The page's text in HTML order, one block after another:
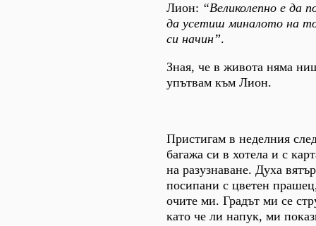
Лион: “Великолепно е да
да усетиш миналото на
си начин”.
Зная, че в живота няма
упътвам към Лион.
Пристигам в неделния
багажа си в хотела и с
на разузнаване. Духа
посипани с цветен
очите ми. Градът ми се
като че ли напук, ми